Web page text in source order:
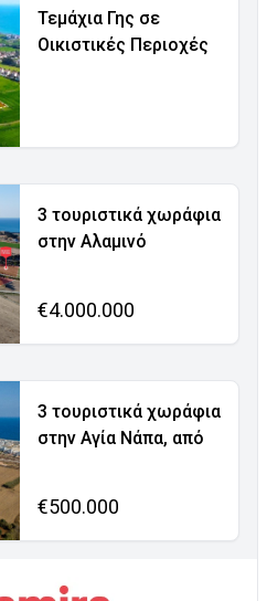
Τεμάχια Γης σε
Οικιστικές Περιοχές
3 τουριστικά χωράφια
στην Αλαμινό
€4.000.000
3 τουριστικά χωράφια
στην Αγία Νάπα, από
€500.000